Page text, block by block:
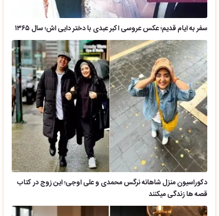
سفر به ایام قدیم؛ عکس عروسی اکبر عبدی با دختر دایی اش؛ سال ۱۳۶۵
دکوراسیون منزل شاهانه نرگس محمدی و علی اوجی؛ این زوج در کتاب
قصه ها زندگی میکنند